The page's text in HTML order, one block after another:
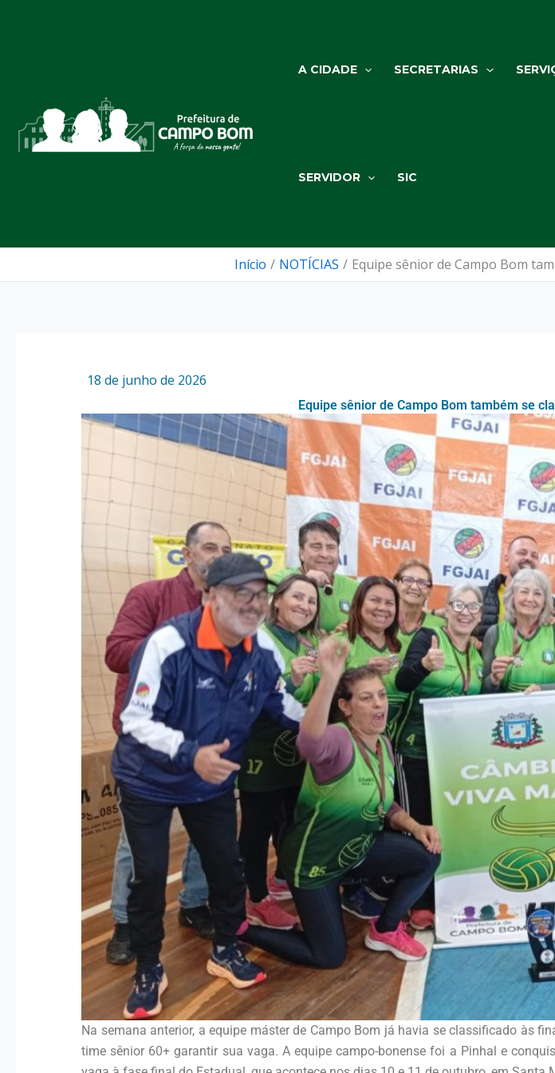
A CIDADE SECRETARIAS
SERVIDOR SIC
Início NOTÍCIAS Equipe sênior de Campo Bom
18 de junho de 2026
Equipe sênior de Campo Bom também se
Na semana anterior, a equipe máster de Campo Bom já havia se classificado às
time sênior 60+ garantir sua vaga. A equipe campo-bonense foi a Pinhal e